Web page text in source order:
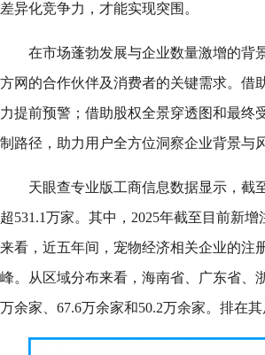
差异化竞争力，才能实现突围。
在市场蓬勃发展与企业数量激增的背
方网的合作伙伴及消费者的关键需求。借
力提前预警；借助股权全景穿透图和最终
制路径，助力用户全方位洞察企业背景与
天眼查专业版工商信息数据显示，截
超531.1万家。其中，2025年截至目前新
来看，近五年间，宠物经济相关企业的注
峰。从区域分布来看，海南省、广东省、
万余家、67.6万余家和50.2万余家。排在